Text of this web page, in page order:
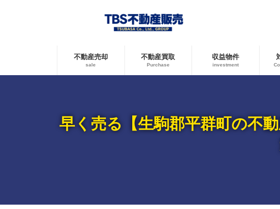
キ
に
不動産売却
sale
不動産買取
Purchase
収益物件
investment
早く売る【生駒郡平群町の不